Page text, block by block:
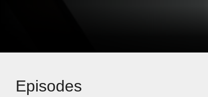
Episodes